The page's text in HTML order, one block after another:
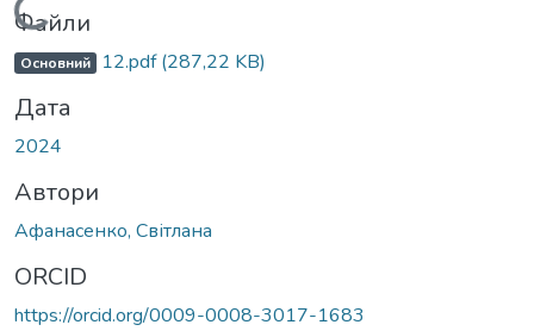
Вантажиться...
Файли
Основний 12.pdf(287,22 KB)
Дата
2024
Автори
Афанасенко, Світлана
ORCID
https://orcid.org/0009-0008-3017-1683